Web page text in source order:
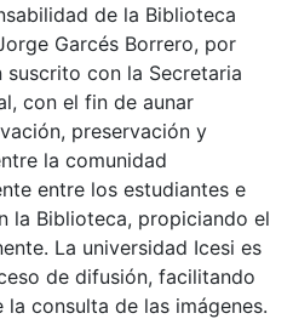
de la Biblioteca
Garcés Borrero, por
con la Secretaria
con el fin de aunar
preservación y
la comunidad
entre los estudiantes e
la Biblioteca, propiciando el
La universidad Icesi es
de difusión, facilitando
consulta de las imágenes.